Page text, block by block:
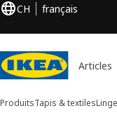
CH français
Articles
ProduitsTapis & textiles